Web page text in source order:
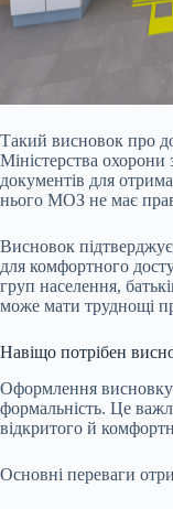
Такий висновок про
Міністерства
документів для
нього МОЗ не має
Висновок
для комфортного
груп населення,
може мати труднощі
Навіщо потрібен
Оформлення висновку
формальність. Це
відкритого й
Основні переваги